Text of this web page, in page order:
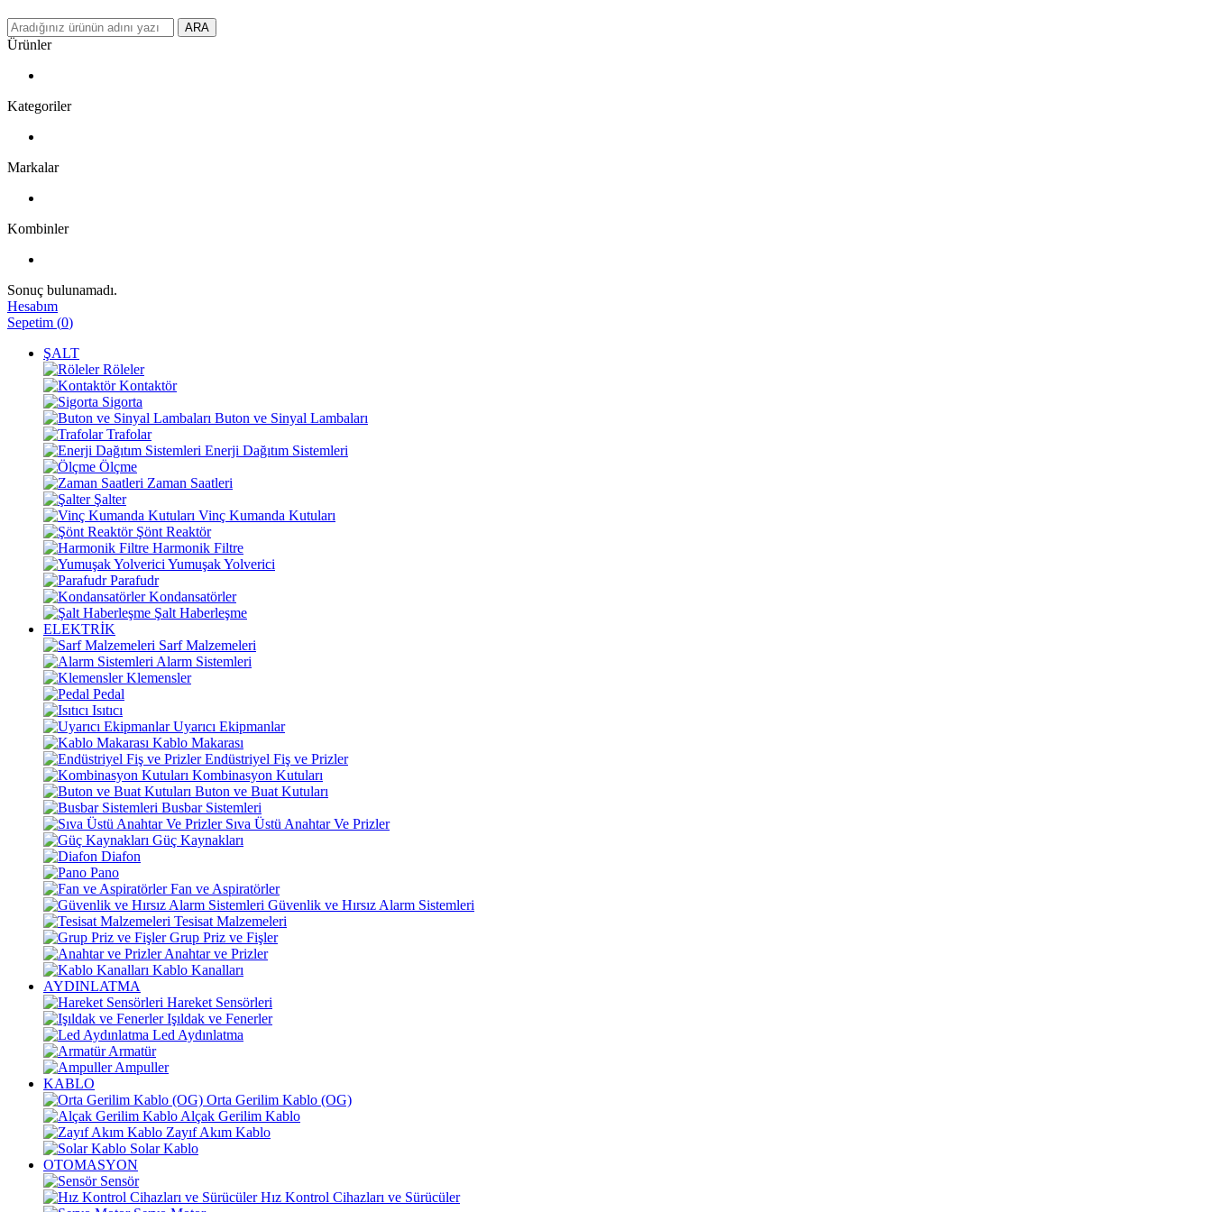
ARA
Ürünler
Kategoriler
Markalar
Kombinler
Sonuç bulunamadı.
Hesabım
Sepetim (0)
ŞALT
Röleler
Kontaktör
Sigorta
Buton ve Sinyal Lambaları
Trafolar
Enerji Dağıtım Sistemleri
Ölçme
Zaman Saatleri
Şalter
Vinç Kumanda Kutuları
Şönt Reaktör
Harmonik Filtre
Yumuşak Yolverici
Parafudr
Kondansatörler
Şalt Haberleşme
ELEKTRİK
Sarf Malzemeleri
Alarm Sistemleri
Klemensler
Pedal
Isıtıcı
Uyarıcı Ekipmanlar
Kablo Makarası
Endüstriyel Fiş ve Prizler
Kombinasyon Kutuları
Buton ve Buat Kutuları
Busbar Sistemleri
Sıva Üstü Anahtar Ve Prizler
Güç Kaynakları
Diafon
Pano
Fan ve Aspiratörler
Güvenlik ve Hırsız Alarm Sistemleri
Tesisat Malzemeleri
Grup Priz ve Fişler
Anahtar ve Prizler
Kablo Kanalları
AYDINLATMA
Hareket Sensörleri
Işıldak ve Fenerler
Led Aydınlatma
Armatür
Ampuller
KABLO
Orta Gerilim Kablo (OG)
Alçak Gerilim Kablo
Zayıf Akım Kablo
Solar Kablo
OTOMASYON
Sensör
Hız Kontrol Cihazları ve Sürücüler